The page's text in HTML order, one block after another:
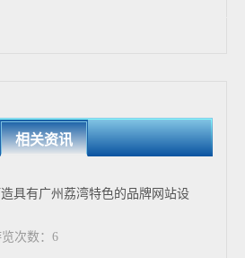
相关资讯
具有广州荔湾特色的品牌网站设
览次数：6